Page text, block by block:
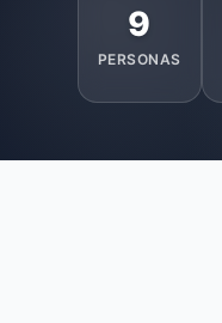
9
PERSONAS